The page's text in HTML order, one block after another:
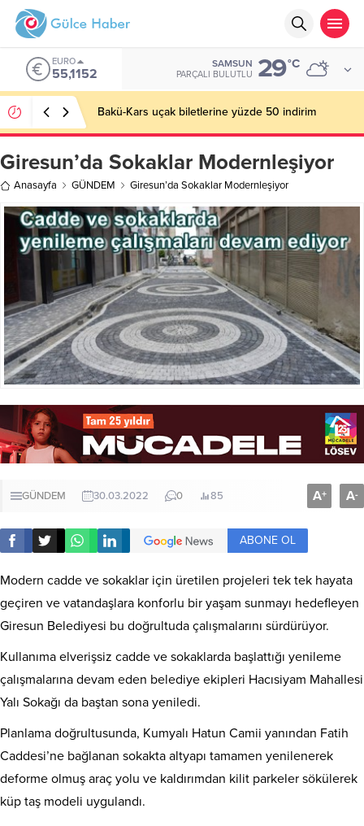
EURO
55,1152
SAMSUN
PARÇALI BULUTLU 29°C
Bakü-Kars uçak biletlerine yüzde 50 indirim
Giresun’da Sokaklar Modernleşiyor
Anasayfa GÜNDEM Giresun’da Sokaklar Modernleşiyor
GÜNDEM 30.03.2022 0 85 A+ A-
ABONE OL
Modern cadde ve sokaklar için üretilen projeleri tek tek hayata
geçiren ve vatandaşlara konforlu bir yaşam sunmayı hedefleyen
Giresun Belediyesi bu doğrultuda çalışmalarını sürdürüyor.
Kullanıma elverişsiz cadde ve sokaklarda başlattığı yenileme
çalışmalarına devam eden belediye ekipleri Hacısiyam Mahallesi
Yalı Sokağı da baştan sona yeniledi.
Planlama doğrultusunda, Kumyalı Hatun Camii yanından Fatih
Caddesi’ne bağlanan sokakta altyapı tamamen yenilenerek
deforme olmuş araç yolu ve kaldırımdan kilit parkeler sökülerek
küp taş modeli uygulandı.